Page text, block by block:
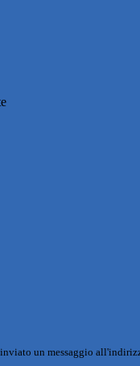
un messaggio